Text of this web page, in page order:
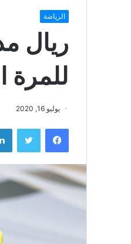
الرياضة
ريال
للمرة الـ34 في
يوليو 16, 2020
فيسبوك تويتر